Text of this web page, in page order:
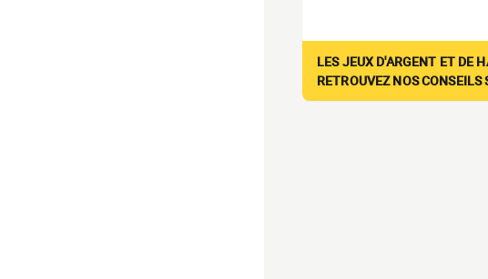
LES JEUX D'ARGENT ET DE
RETROUVEZ NOS